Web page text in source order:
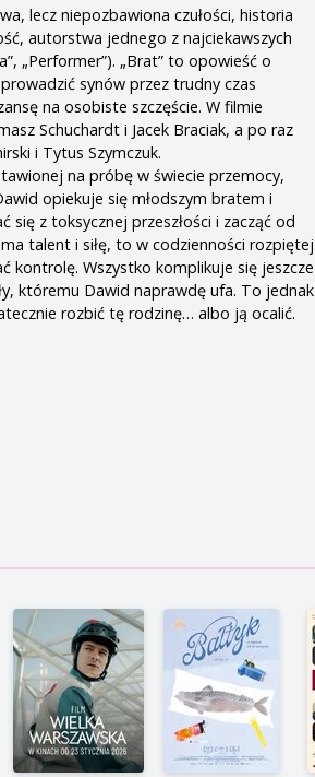
lecz niepozbawiona czułości, historia
autorstwa jednego z najciekawszych
„Performer”). „Brat” to opowieść o
synów przez trudny czas
na osobiste szczęście. W filmie
Schuchardt i Jacek Braciak, a po raz
i Tytus Szymczuk.
na próbę w świecie przemocy,
opiekuje się młodszym bratem i
z toksycznej przeszłości i zacząć od
talent i siłę, to w codzienności rozpiętej
kontrolę. Wszystko komplikuje się jeszcze
któremu Dawid naprawdę ufa. To jednak
rozbić tę rodzinę… albo ją ocalić.